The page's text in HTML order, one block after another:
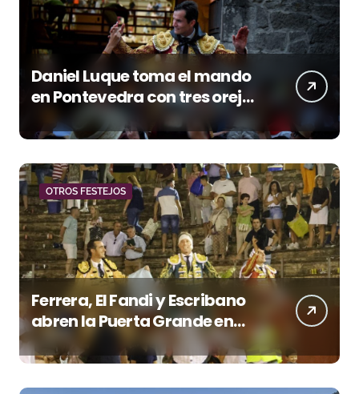
Daniel Luque toma el mando
en Pontevedra con tres orejas
y una Puerta Grande de peso
OTROS FESTEJOS
Ferrera, El Fandi y Escribano
abren la Puerta Grande en
una tarde triunfal en Azuaga